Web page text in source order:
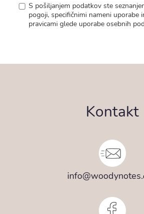
S pošiljanjem podatkov ste
pogoji, specifičnimi nameni uporabe
pravicami glede uporabe osebnih
Kontakt
info@woodynotes.